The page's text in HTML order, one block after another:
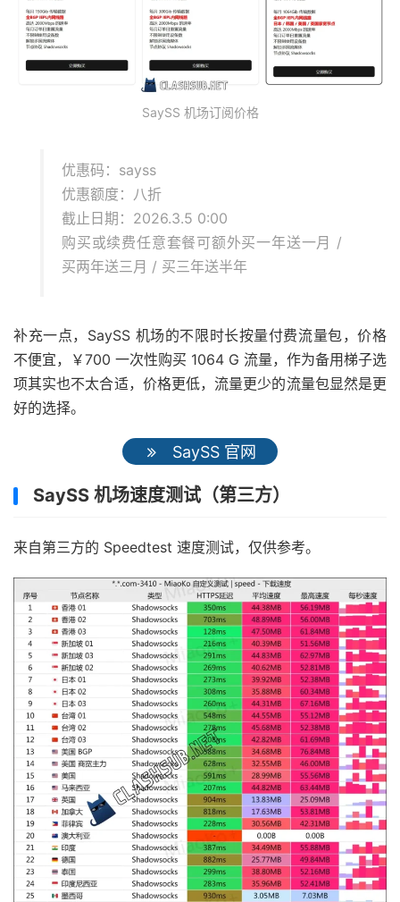
SaySS 机场订阅价格
优惠码：sayss
优惠额度：八折
截止日期：2026.3.5 0:00
购买或续费任意套餐可额外买一年送一月 /
买两年送三月 / 买三年送半年
补充一点，SaySS 机场的不限时长按量付费流量包，价格
不便宜，￥700 一次性购买 1064 G 流量，作为备用梯子选
项其实也不太合适，价格更低，流量更少的流量包显然是更
好的选择。
SaySS 官网
SaySS 机场速度测试（第三方）
来自第三方的 Speedtest 速度测试，仅供参考。